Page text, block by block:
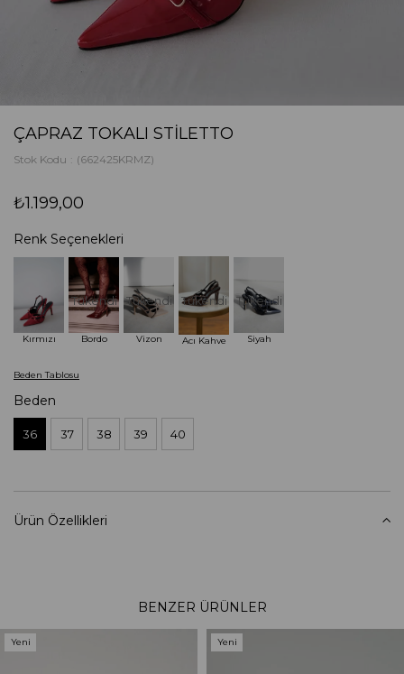
ÇAPRAZ TOKALI STILETTO
Stok Kodu (662425KRMZ)
₺1.199,00
Renk Seçenekleri
Kırmızı
Tükendi
Bordo
Tükendi
Vizon
Tükendi
Acı Kahve
Tükendi
Siyah
Beden Tablosu
Beden
36 37 38 39 40
Ürün Özellikleri
BENZER ÜRÜNLER
Yeni
Yeni